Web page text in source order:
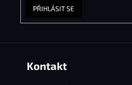
PŘIHLÁSIT SE
Kontakt